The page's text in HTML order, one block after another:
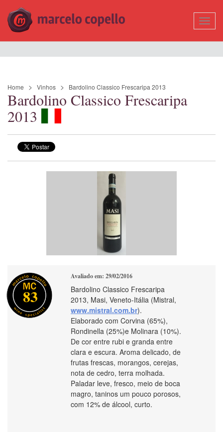
Home Vinhos Bardolino Classico Frescaripa 2013
Bardolino Classico Frescaripa
2013
83
Avaliado em: 29/02/2016
Bardolino Classico Frescaripa
2013, Masi, Veneto-Itália (Mistral,
www.mistral.com.br).
Elaborado com Corvina (65%),
Rondinella (25%)e Molinara (10%).
De cor entre rubi e granda entre
clara e escura. Aroma delicado, de
frutas frescas, morangos, cerejas,
nota de cedro, terra molhada.
Paladar leve, fresco, meio de boca
magro, taninos um pouco porosos,
com 12% de álcool, curto.